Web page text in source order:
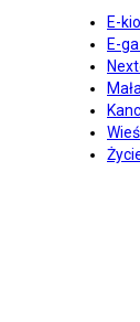
E-
E-